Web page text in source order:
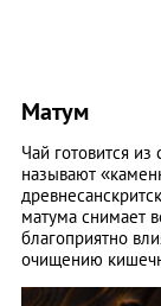
Матум
Чай готовится
называют
матума снимает
благоприятно
очищению